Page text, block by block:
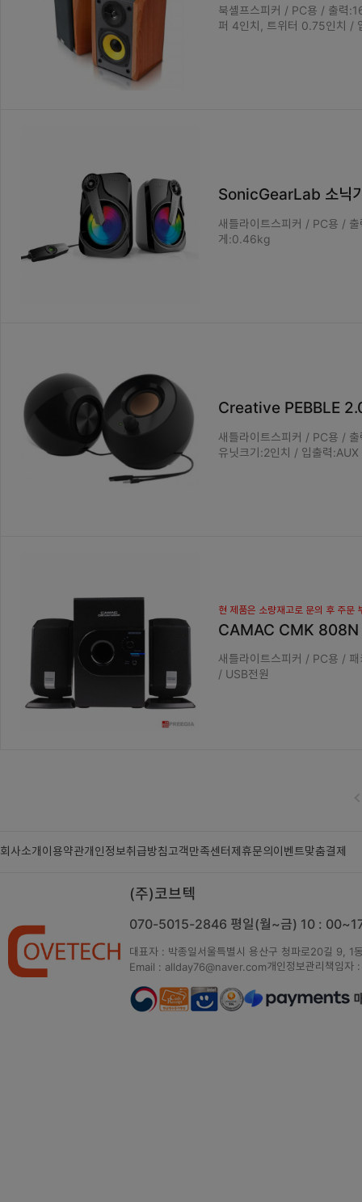
북셸프스피커 / PC용 / 출력
퍼 4인치, 트위터 0.75인치 /
SonicGearLab 소닉
새틀라이트스피커 / PC용 /
게:0.46kg
Creative PEBBLE
새틀라이트스피커 / PC용 /
유닛크기:2인치 / 입출력
현 제품은 소량재고로 문의 후 주문
CAMAC CMK 808N
새틀라이트스피커 / PC용 /
/ USB전원
회사소개이용약관개인정보취급방침고객만족센터제휴문의이벤트맞춤결제
(주)코브텍
070-5015-2846 평일(월~금) 10 :
대표자 : 박종일서울특별시 용산구 청파로20길 9, 1
Email : allday76@naver.com개인정보관리책임자